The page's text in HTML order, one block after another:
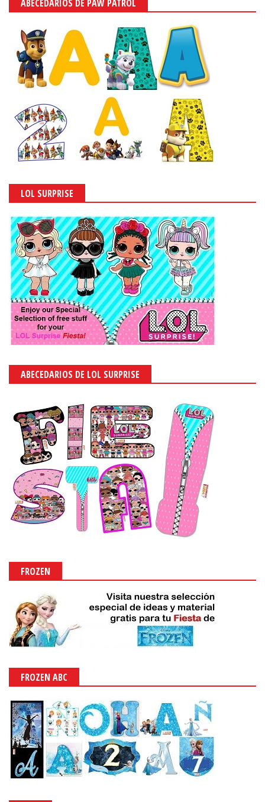
ABECEDARIOS DE PAW PATROL
LOL SURPRISE
ABECEDARIOS DE LOL SURPRISE
FROZEN
FROZEN ABC